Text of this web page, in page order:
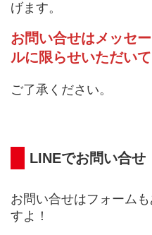
げます。
お問い合せはメッセ
ルに限らせいただいて
ご了承ください。
LINEでお問い合せ
お問い合せはフォーム
すよ！